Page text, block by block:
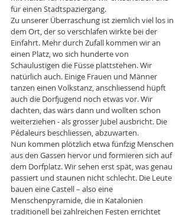
für einen Stadtspaziergang.
Zu unserer Überraschung ist ziemlich viel los in
dem Ort, der so verschlafen wirkte bei der
Einfahrt. Mehr durch Zufall kommen wir an
einen Platz, wo sich hunderte von
Schaulustigen die Füsse plattstehen. Wir
natürlich auch. Einige Frauen und Männer
tanzen einen Volkstanz, anschliessend hüpft
auch die Dorfjugend noch etwas vor. Wir
dachten, das wärs dann und wollten schon
weiterziehen - als grosser Jubel ausbricht. Die
Pédaleurs beschliessen, abzuwarten.
Nun kommen plötzlich etwa fünfzig Menschen
aus den Gassen hervor und formieren sich auf
dem Dorfplatz. Wir sehen erst spät, was genau
passiert und staunen nicht schlecht. Die Leute
bauen eine Castell – also eine
Menschenpyramide, die in Katalonien
traditionell bei zahlreichen Festen errichtet